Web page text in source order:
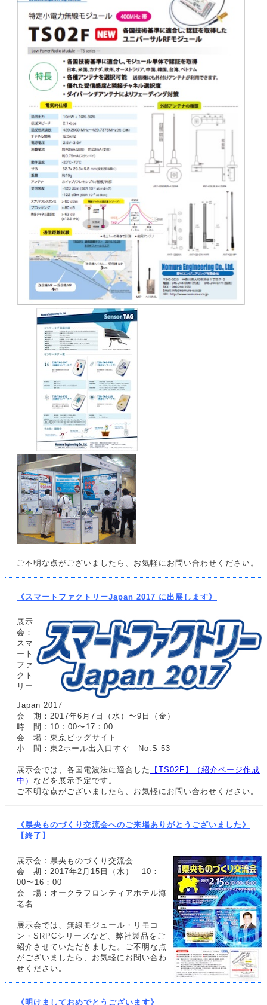
ご不明な点がございましたら、お気軽にお問い合わせください。
《スマートファクトリーJapan 2017 に出展します》
展示
会：
スマ
ート
ファ
クト
リー
Japan 2017
会 期：2017年6月7日（水）〜9日（金）
時 間：10：00〜17：00
会 場：東京ビッグサイト
小 間：東2ホール出入口すぐ No.S-53
展示会では、各国電波法に適合した
【TS02F】（紹介ページ作成
中） などを展示予定です。
ご不明な点がございましたら、お気軽にお問い合わせください。
《県央ものづくり交流会へのご来場ありがとうございました》
【終了】
展示会：県央ものづくり交流会
会 期：2017年2月15日（水） 10：
00〜16：00
会 場：オークラフロンティアホテル海
老名
展示会では、無線モジュール・リモコ
ン・SRPCシリーズなど、弊社製品をご
紹介させていただきました。ご不明な点
がございましたら、お気軽にお問い合わ
せください。
《明けましておめでとうございます》